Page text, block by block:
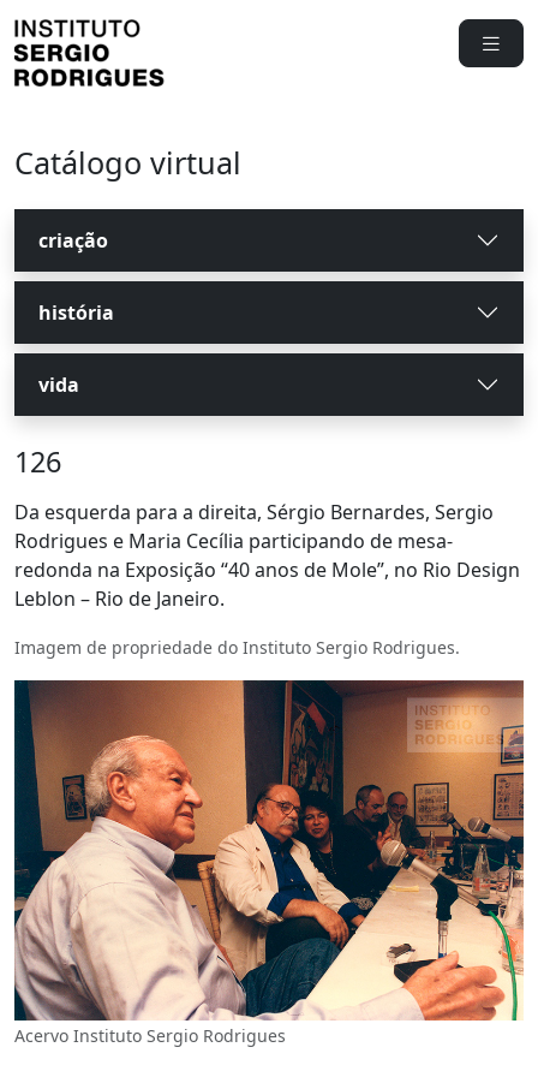
Catálogo virtual
criação
história
vida
126
Da esquerda para a direita, Sérgio Bernardes, Sergio
Rodrigues e Maria Cecília participando de mesa-
redonda na Exposição “40 anos de Mole”, no Rio Design
Leblon – Rio de Janeiro.
Imagem de propriedade do Instituto Sergio Rodrigues.
Acervo Instituto Sergio Rodrigues